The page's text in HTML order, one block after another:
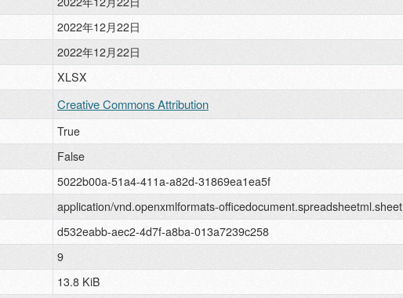
2022年12月22日
2022年12月22日
XLSX
Creative Commons Attribution
True
False
5022b00a-51a4-411a-a82d-31869ea1ea5f
application/vnd.openxmlformats-officedocument.spreadsheetml.sheet
d532eabb-aec2-4d7f-a8ba-013a7239c258
9
13.8 KiB